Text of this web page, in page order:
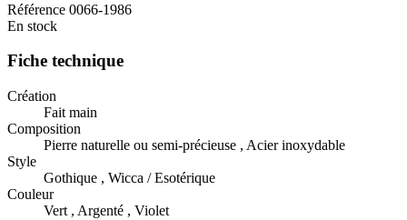
Référence 0066-1986
En stock
Fiche technique
Création
Fait main
Composition
Pierre naturelle ou semi-précieuse , Acier inoxydable
Style
Gothique , Wicca / Esotérique
Couleur
Vert , Argenté , Violet